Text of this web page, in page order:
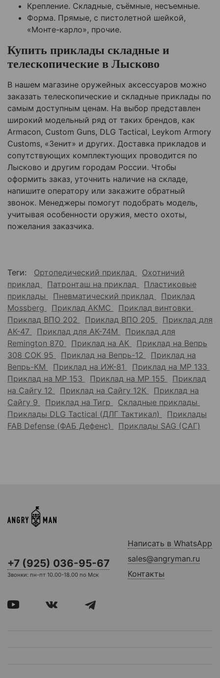
Крепление. Складные, съёмные, несъемные.
Форма. Прямые, с пистолетной шейкой,
«Монте-карло», прочие.
Купить приклады складные и
телескопические в Лысково
В нашем магазине оружейных аксессуаров можно
заказать телескопические и складные приклады по
самым доступным ценам. На выбор представлен
широкий модельный ряд от таких брендов, как
Armacon, Custom Guns, DLG Tactical, Leykom Armory
Customs, «Зенит» и других. Доставка прикладов и
сопутствующих комплектующих проводится по
Лысково и другим городам России. Чтобы
оформить заказ, уточнить наличие на складе,
напишите оператору или закажите обратный
звонок. Менеджеры помогут подобрать модель,
учитывая особенности оружия, место охоты,
пожелания заказчика.
Теги: Ортопедический приклад
Охотничий
приклад
Патронташ на приклад
Пластиковые
приклады
Пневматический приклад
Приклад
Mossberg
Приклад АКМС
Приклад винтовки
Приклад ВПО 202
Приклад ВПО 205
Приклад для
АК-47
Приклад для АК-74М
Приклад для
Remington 870
Приклад на АК
Приклад на Вепрь
308 СОК 95
Приклад на Вепрь-12
Приклад на
Вепрь-КМ
Приклад на ИЖ-81
Приклад на МР 133
Приклад на МР 153
Приклад на МР 155
Приклад
на Сайгу 12
Приклад на Сайгу 12К
Приклад на
Сайгу 9
Приклад на Тигр
Складные приклады
Приклады DLG Tactical (ДЛГ Тактикал)
Приклады
FAB Defense (ФАБ Дефенс)
Приклады SAG (САГ)
+7 (925) 036-95-67
Звонки: пн-пт 10.00-18.00 по Мск
Написать в WhatsApp
sales@angryman.ru
Контакты